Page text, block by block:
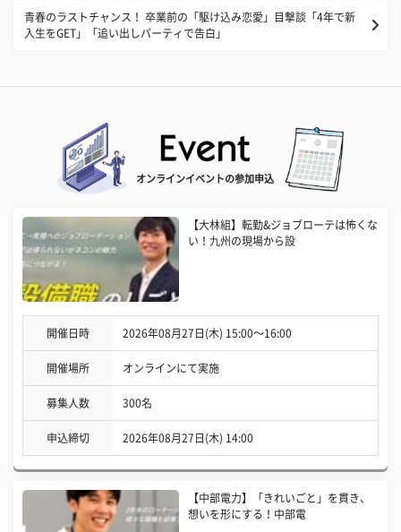
青春のラストチャンス！ 卒業前の「駆け込み恋愛」目撃談「4年で新
入生をGET」「追い出しパーティで告白」
オンラインイベントの参加申込
【大林組】転勤&ジョブローテは怖くな
い！九州の現場から設
開催日時 2026年08月27日(木) 15:00〜16:00
開催場所 オンラインにて実施
募集人数 300名
申込締切 2026年08月27日(木) 14:00
【中部電力】「きれいごと」を貫き、
想いを形にする！中部電